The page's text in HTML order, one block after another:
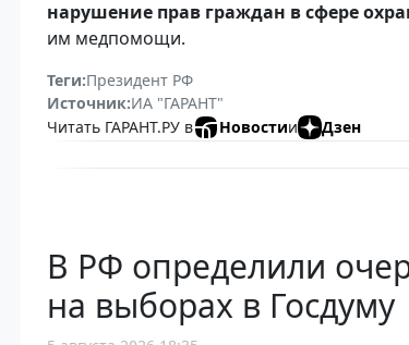
нарушение прав граждан в сфере
им медпомощи.
Теги:Президент РФ
Источник:ИА "ГАРАНТ"
Читать ГАРАНТ.РУ в
Новостии Дзен
В РФ определили
на выборах в Госдуму